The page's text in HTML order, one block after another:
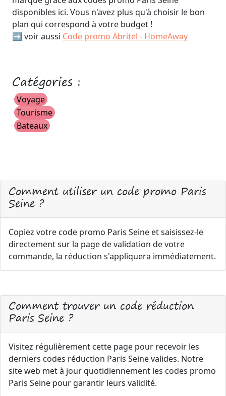
disponibles ici. Vous n'avez plus qu'à choisir le bon
plan qui correspond à votre budget !
➡️ voir aussi Code promo Abritel - HomeAway
Catégories :
Voyage
Tourisme
Bateaux
Comment utiliser un code promo Paris
Seine ?
Copiez votre code promo Paris Seine et saisissez-le
directement sur la page de validation de votre
commande, la réduction s'appliquera immédiatement.
Comment trouver un code réduction
Paris Seine ?
Visitez régulièrement cette page pour recevoir les
derniers codes réduction Paris Seine valides. Notre
site web met à jour quotidiennement les codes promo
Paris Seine pour garantir leurs validité.